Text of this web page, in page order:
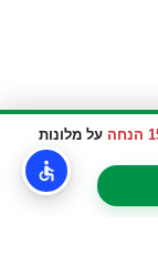
על מלונות
שמורות לסוכנות